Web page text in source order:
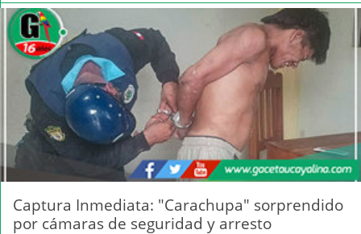
Captura Inmediata: "Carachupa" sorprendido
por cámaras de seguridad y arresto